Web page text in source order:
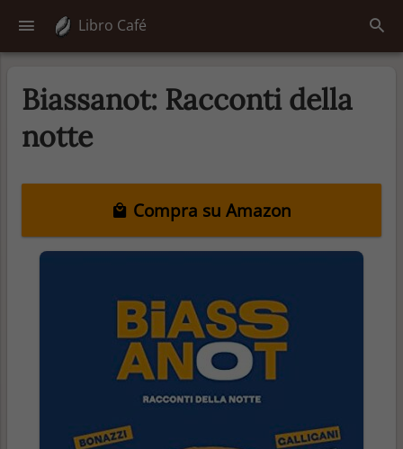
Libro Café
Biassanot: Racconti della
notte
Compra su Amazon